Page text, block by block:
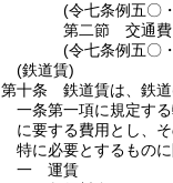
(令七条例五〇
第二節
交通費
(令七条例五〇
(鉄道賃)
第十条
鉄道賃は、鉄道
一条第一項に規定す
に要する費用とし、
特に必要とするもの
一
運賃